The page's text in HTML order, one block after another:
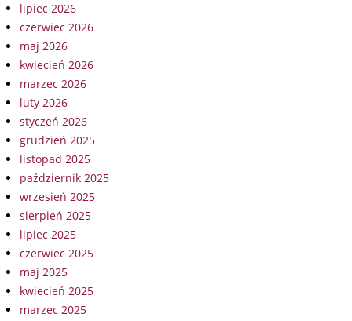
lipiec 2026
czerwiec 2026
maj 2026
kwiecień 2026
marzec 2026
luty 2026
styczeń 2026
grudzień 2025
listopad 2025
październik 2025
wrzesień 2025
sierpień 2025
lipiec 2025
czerwiec 2025
maj 2025
kwiecień 2025
marzec 2025